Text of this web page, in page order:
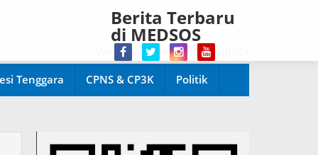
Berita Terbaru
di MEDSOS
Welcome di www.harianpopuler.com
Tenggara CPNS & CP3K Politik